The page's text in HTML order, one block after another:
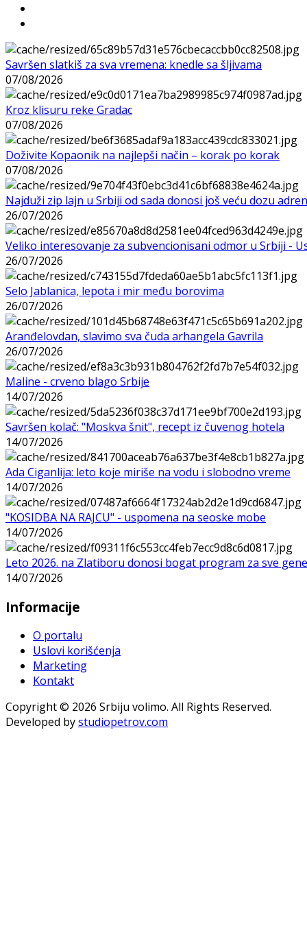
Savršen slatkiš za sva vremena: knedle sa šljivama
07/08/2026
Kroz klisuru reke Gradac
07/08/2026
Doživite Kopaonik na najlepši način – korak po korak
07/08/2026
Najduži zip lajn u Srbiji od sada donosi još veću dozu
26/07/2026
Veliko interesovanje za subvencionisani odmor u Srbiji -
26/07/2026
Selo Jablanica, lepota i mir među borovima
26/07/2026
Aranđelovdan, slavimo sva čuda arhangela Gavrila
26/07/2026
Maline - crveno blago Srbije
14/07/2026
Savršen kolač: "Moskva šnit", recept iz čuvenog hotela
14/07/2026
Ada Ciganlija: leto koje miriše na vodu i slobodno vreme
14/07/2026
"KOSIDBA NA RAJCU" - uspomena na seoske mobe
14/07/2026
Leto 2026. na Zlatiboru donosi bogat program za sve
14/07/2026
Informacije
O portalu
Uslovi korišćenja
Marketing
Kontakt
Copyright © 2026 Srbiju volimo. All Rights Reserved.
Developed bystudiopetrov.com